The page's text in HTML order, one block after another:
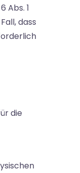
Abs. 1
dass
die